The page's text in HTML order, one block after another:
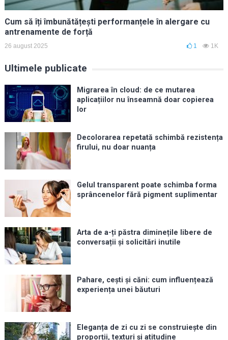
Cum să îți îmbunătățești performanțele în alergare cu
antrenamente de forță
26 august 2025 1 1K
Ultimele publicate
Migrarea în cloud: de ce mutarea
aplicațiilor nu înseamnă doar copierea
lor
Decolorarea repetată schimbă rezistența
firului, nu doar nuanța
Gelul transparent poate schimba forma
sprâncenelor fără pigment suplimentar
Arta de a-ți păstra diminețile libere de
conversații și solicitări inutile
Pahare, cești și căni: cum influențează
experiența unei băuturi
Eleganța de zi cu zi se construiește din
proporții, texturi și atitudine